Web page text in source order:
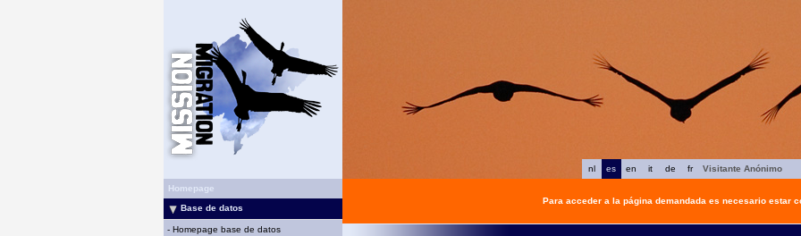
fr
de
it
en
es
nl
Visitante Anónimo
Homepage
Base de datos
- Homepage base de datos
Para acceder a la página demandada es necesario estar